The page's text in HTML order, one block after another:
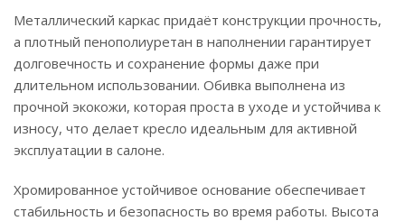
Металлический каркас придаёт конструкции прочность,
а плотный пенополиуретан в наполнении гарантирует
долговечность и сохранение формы даже при
длительном использовании. Обивка выполнена из
прочной экокожи, которая проста в уходе и устойчива к
износу, что делает кресло идеальным для активной
эксплуатации в салоне.
Хромированное устойчивое основание обеспечивает
стабильность и безопасность во время работы. Высота